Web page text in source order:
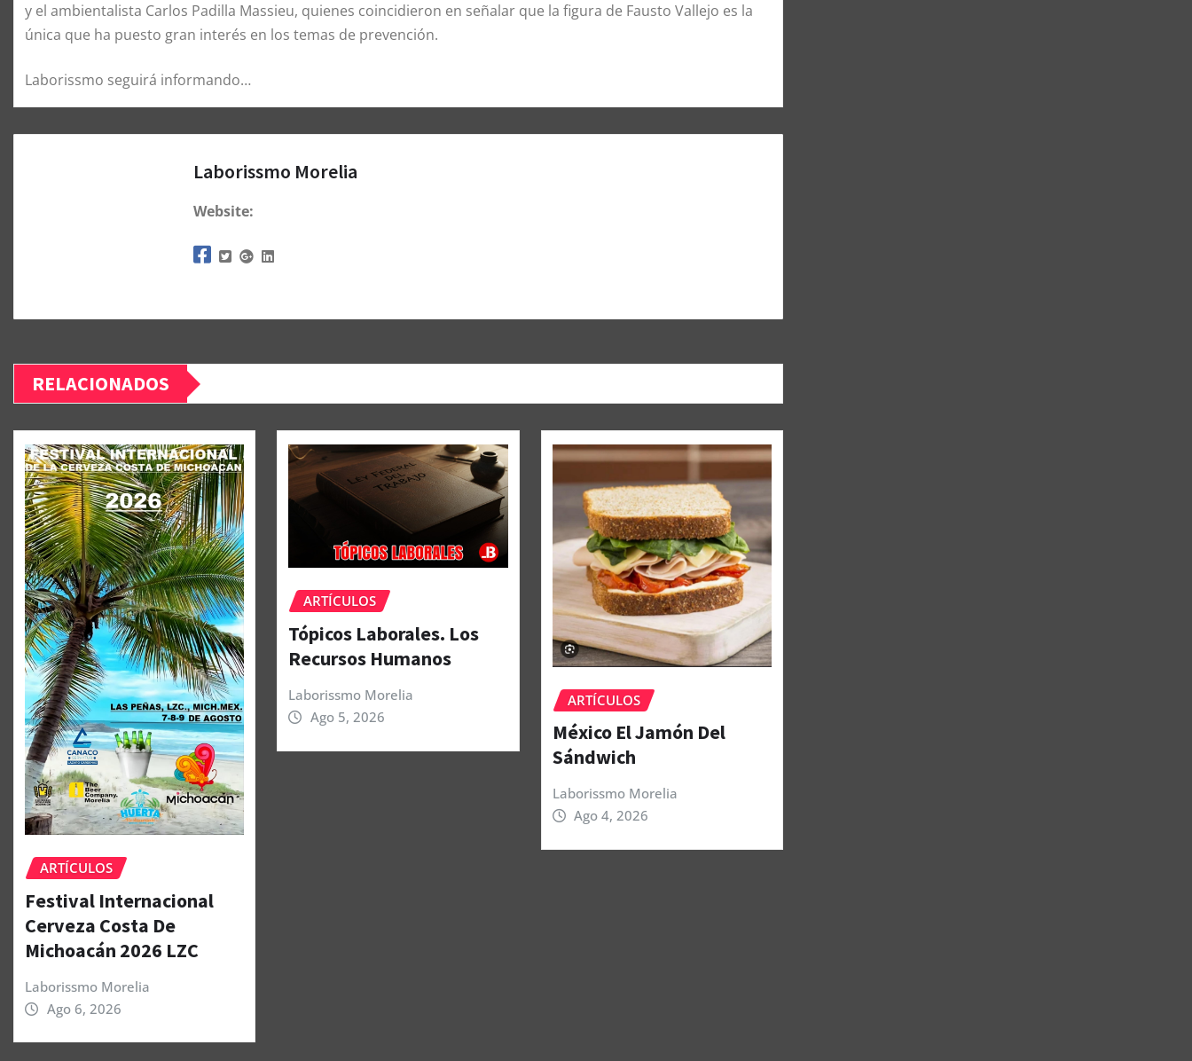
y el ambientalista Carlos Padilla Massieu, quienes coincidieron en señalar que la figura de Fausto Vallejo es la
única que ha puesto gran interés en los temas de prevención.
Laborissmo seguirá informando…
Laborissmo Morelia
Website:
RELACIONADOS
ARTÍCULOS
Festival Internacional
Cerveza Costa De
Michoacán 2026 LZC
Laborissmo Morelia
Ago 6, 2026
ARTÍCULOS
Tópicos Laborales. Los
Recursos Humanos
Laborissmo Morelia
Ago 5, 2026
ARTÍCULOS
México El Jamón Del
Sándwich
Laborissmo Morelia
Ago 4, 2026